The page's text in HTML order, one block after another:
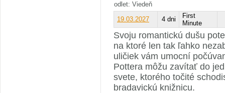
odlet: Viedeň
19.03.2027
4 dni
First
Minute
Svoju romantickú dušu
na ktoré len tak ľahko
uličiek vám umocní
Pottera môžu zavítať do
svete, ktorého točité
bradavickú knižnicu.